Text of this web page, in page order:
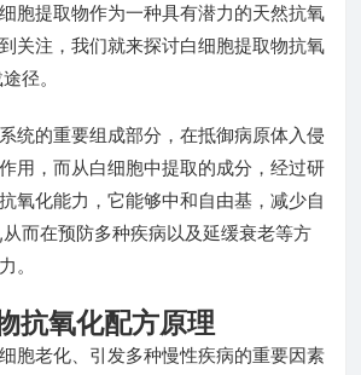
胞提取物作为一种具有潜力的天然抗氧
关注，我们就来探讨白细胞提取物抗氧
径。
统的重要组成部分，在抵御病原体入侵
用，而从白细胞中提取的成分，经过研
氧化能力，它能够中和自由基，减少自
而在预防多种疾病以及延缓衰老等方
。
抗氧化配方原理
胞老化、引发多种慢性疾病的重要因素